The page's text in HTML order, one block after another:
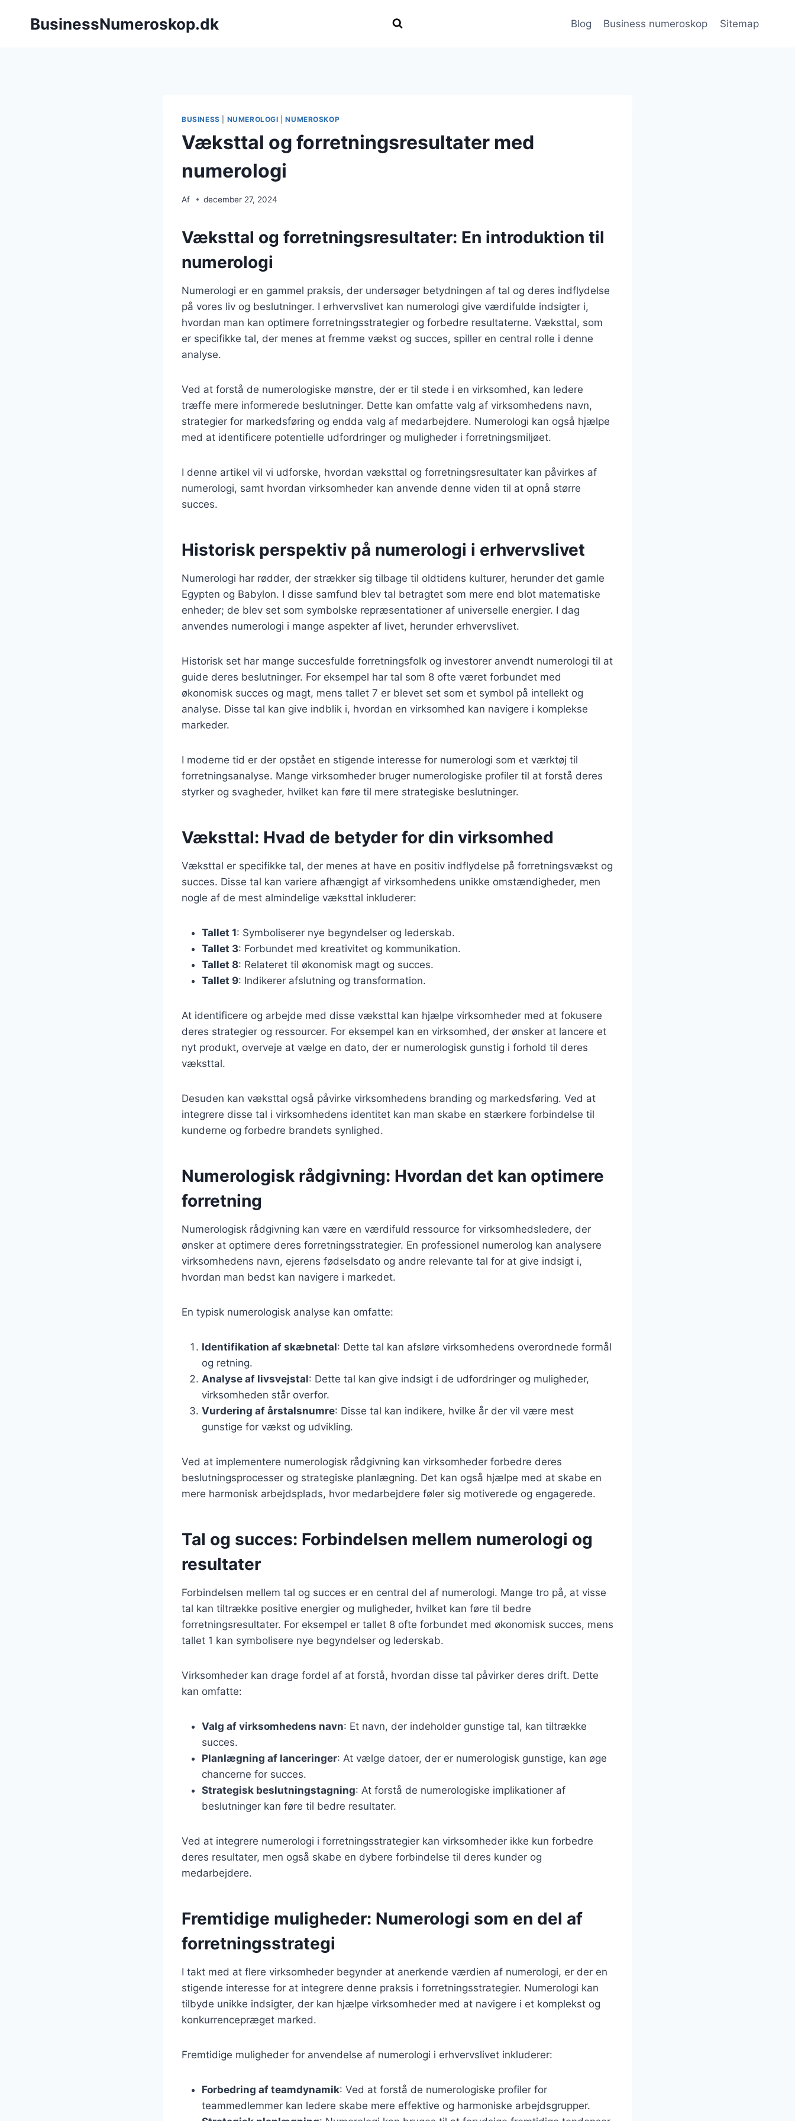
BusinessNumeroskop.dk Blog Business numeroskop Sitemap
BUSINESS NUMEROLOGI |NUMEROSKOP
Væksttal og forretningsresultater med
numerologi
Af december 27, 2024
Væksttal og forretningsresultater: En introduktion til
numerologi
Numerologi er en gammel praksis, der undersøger betydningen af tal og deres indflydelse
på vores liv og beslutninger. I erhvervslivet kan numerologi give værdifulde indsigter i,
hvordan man kan optimere forretningsstrategier og forbedre resultaterne. Væksttal, som
er specifikke tal, der menes at fremme vækst og succes, spiller en central rolle i denne
analyse.
Ved at forstå de numerologiske mønstre, der er til stede i en virksomhed, kan ledere
træffe mere informerede beslutninger. Dette kan omfatte valg af virksomhedens navn,
strategier for markedsføring og endda valg af medarbejdere. Numerologi kan også hjælpe
med at identificere potentielle udfordringer og muligheder i forretningsmiljøet.
I denne artikel vil vi udforske, hvordan væksttal og forretningsresultater kan påvirkes af
numerologi, samt hvordan virksomheder kan anvende denne viden til at opnå større
succes.
Historisk perspektiv på numerologi i erhvervslivet
Numerologi har rødder, der strækker sig tilbage til oldtidens kulturer, herunder det gamle
Egypten og Babylon. I disse samfund blev tal betragtet som mere end blot matematiske
enheder; de blev set som symbolske repræsentationer af universelle energier. I dag
anvendes numerologi i mange aspekter af livet, herunder erhvervslivet.
Historisk set har mange succesfulde forretningsfolk og investorer anvendt numerologi til at
guide deres beslutninger. For eksempel har tal som 8 ofte været forbundet med
økonomisk succes og magt, mens tallet 7 er blevet set som et symbol på intellekt og
analyse. Disse tal kan give indblik i, hvordan en virksomhed kan navigere i komplekse
markeder.
I moderne tid er der opstået en stigende interesse for numerologi som et værktøj til
forretningsanalyse. Mange virksomheder bruger numerologiske profiler til at forstå deres
styrker og svagheder, hvilket kan føre til mere strategiske beslutninger.
Væksttal: Hvad de betyder for din virksomhed
Væksttal er specifikke tal, der menes at have en positiv indflydelse på forretningsvækst og
succes. Disse tal kan variere afhængigt af virksomhedens unikke omstændigheder, men
nogle af de mest almindelige væksttal inkluderer:
Tallet 1: Symboliserer nye begyndelser og lederskab.
Tallet 3: Forbundet med kreativitet og kommunikation.
Tallet 8: Relateret til økonomisk magt og succes.
Tallet 9: Indikerer afslutning og transformation.
At identificere og arbejde med disse væksttal kan hjælpe virksomheder med at fokusere
deres strategier og ressourcer. For eksempel kan en virksomhed, der ønsker at lancere et
nyt produkt, overveje at vælge en dato, der er numerologisk gunstig i forhold til deres
væksttal.
Desuden kan væksttal også påvirke virksomhedens branding og markedsføring. Ved at
integrere disse tal i virksomhedens identitet kan man skabe en stærkere forbindelse til
kunderne og forbedre brandets synlighed.
Numerologisk rådgivning: Hvordan det kan optimere
forretning
Numerologisk rådgivning kan være en værdifuld ressource for virksomhedsledere, der
ønsker at optimere deres forretningsstrategier. En professionel numerolog kan analysere
virksomhedens navn, ejerens fødselsdato og andre relevante tal for at give indsigt i,
hvordan man bedst kan navigere i markedet.
En typisk numerologisk analyse kan omfatte:
Identifikation af skæbnetal: Dette tal kan afsløre virksomhedens overordnede formål
og retning.
Analyse af livsvejstal: Dette tal kan give indsigt i de udfordringer og muligheder,
virksomheden står overfor.
Vurdering af årstalsnumre: Disse tal kan indikere, hvilke år der vil være mest
gunstige for vækst og udvikling.
Ved at implementere numerologisk rådgivning kan virksomheder forbedre deres
beslutningsprocesser og strategiske planlægning. Det kan også hjælpe med at skabe en
mere harmonisk arbejdsplads, hvor medarbejdere føler sig motiverede og engagerede.
Tal og succes: Forbindelsen mellem numerologi og
resultater
Forbindelsen mellem tal og succes er en central del af numerologi. Mange tro på, at visse
tal kan tiltrække positive energier og muligheder, hvilket kan føre til bedre
forretningsresultater. For eksempel er tallet 8 ofte forbundet med økonomisk succes, mens
tallet 1 kan symbolisere nye begyndelser og lederskab.
Virksomheder kan drage fordel af at forstå, hvordan disse tal påvirker deres drift. Dette
kan omfatte:
Valg af virksomhedens navn: Et navn, der indeholder gunstige tal, kan tiltrække
succes.
Planlægning af lanceringer: At vælge datoer, der er numerologisk gunstige, kan øge
chancerne for succes.
Strategisk beslutningstagning: At forstå de numerologiske implikationer af
beslutninger kan føre til bedre resultater.
Ved at integrere numerologi i forretningsstrategier kan virksomheder ikke kun forbedre
deres resultater, men også skabe en dybere forbindelse til deres kunder og
medarbejdere.
Fremtidige muligheder: Numerologi som en del af
forretningsstrategi
I takt med at flere virksomheder begynder at anerkende værdien af numerologi, er der en
stigende interesse for at integrere denne praksis i forretningsstrategier. Numerologi kan
tilbyde unikke indsigter, der kan hjælpe virksomheder med at navigere i et komplekst og
konkurrencepræget marked.
Fremtidige muligheder for anvendelse af numerologi i erhvervslivet inkluderer:
Forbedring af teamdynamik: Ved at forstå de numerologiske profiler for
teammedlemmer kan ledere skabe mere effektive og harmoniske arbejdsgrupper.